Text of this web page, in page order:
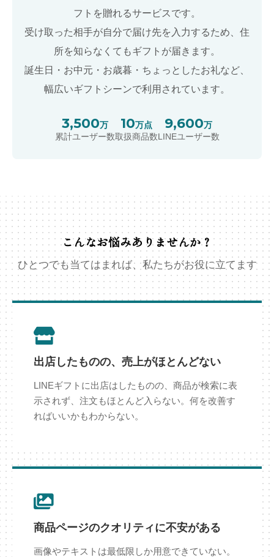
フトを贈れるサービスです。
受け取った相手が自分で届け先を入力するため、住
所を知らなくてもギフトが届きます。
誕生日・お中元・お歳暮・ちょっとしたお礼など、
幅広いギフトシーンで利用されています。
3,500万
累計ユーザー数
10万点
取扱商品数
9,600万
LINEユーザー数
こんなお悩みありませんか？
ひとつでも当てはまれば、私たちがお役に立てます
出店したものの、売上がほとんどない
LINEギフトに出店はしたものの、商品が検索に表
示されず、注文もほとんど入らない。何を改善す
ればいいかもわからない。
商品ページのクオリティに不安がある
画像やテキストは最低限しか用意できていない。